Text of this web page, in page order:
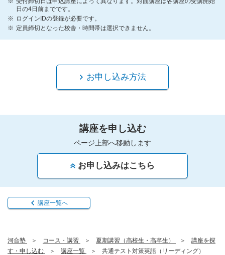
日の4日前までです。
ログインIDの登録が必要です。
定員締切となった校舎・時間帯は選択できません。
お申し込み方法
講座を申し込む
ページ上部へ移動します
お申し込みはこちら
講座一覧へ
河合塾 コース・講習 夏期講習（高校生・高卒生）
講座を探
す・申し込む
講座一覧
共通テスト対策英語（リーディング）